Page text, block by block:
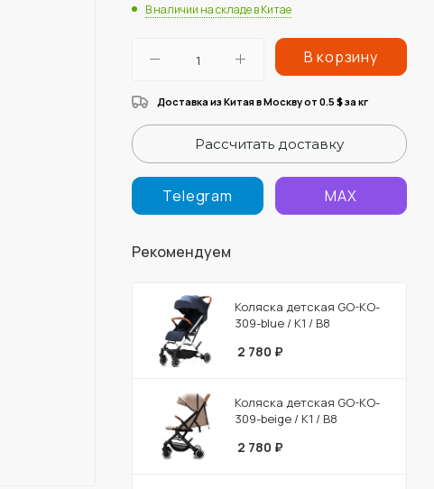
В наличии на складе в Китае
В корзину
Доставка из Китая в Москву от 0.5 $за кг
Рассчитать доставку
Telegram MAX
Рекомендуем
Коляска детская GO-KO-
309-blue / К1 / В8
2 780 ₽
Коляска детская GO-KO-
309-beige / К1 / В8
2 780 ₽